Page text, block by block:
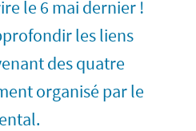
le 6 mai dernier !
les liens
des quatre
organisé par le